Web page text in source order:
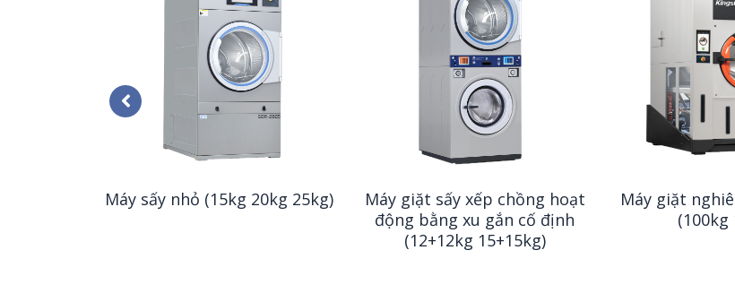
Máy sấy nhỏ (15kg 20kg 25kg)
Máy giặt sấy xếp chồng hoạt
động bằng xu gắn cố định
(12+12kg 15+15kg)
Máy giặt
(100kg